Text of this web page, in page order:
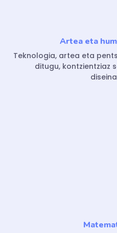
Artea eta
Teknologia, artea eta
ditugu, kontzientziaz